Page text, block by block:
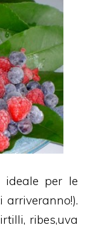
ideale per le
arriveranno!).
ribes,uva